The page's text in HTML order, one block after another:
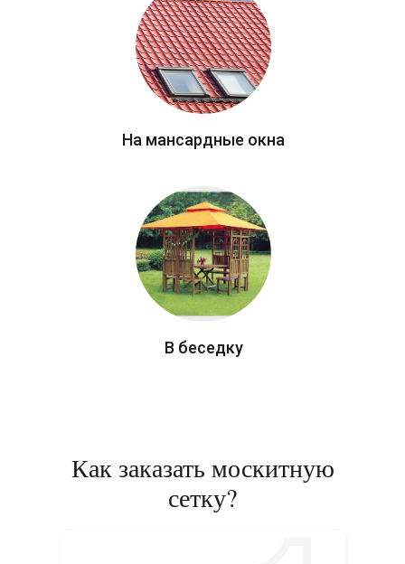
В беседку
На мансардные окна
Как заказать москитную
сетку?